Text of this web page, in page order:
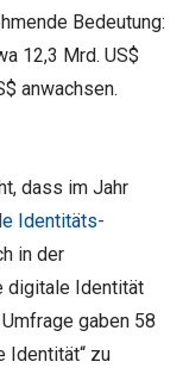
Bedeutung:
12,3 Mrd. US$
anwachsen.
dass im Jahr
Identitäts-
in der
digitale Identität
gaben 58
Identität“ zu